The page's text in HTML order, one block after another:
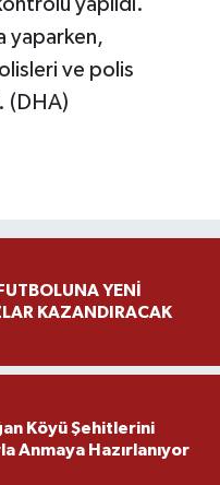
yapıldı.
yaparken,
ve polis
(DHA)
YENİ
KAZANDIRACAK
Köyü Şehitlerini
Anmaya Hazırlanıyor